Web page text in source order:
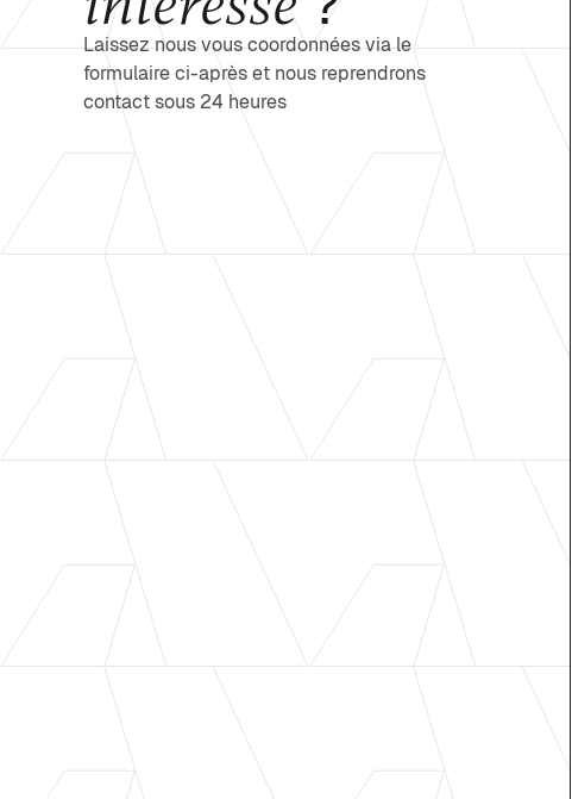
Laissez nous vous coordonnées via le
formulaire ci-après et nous reprendrons
contact sous 24 heures